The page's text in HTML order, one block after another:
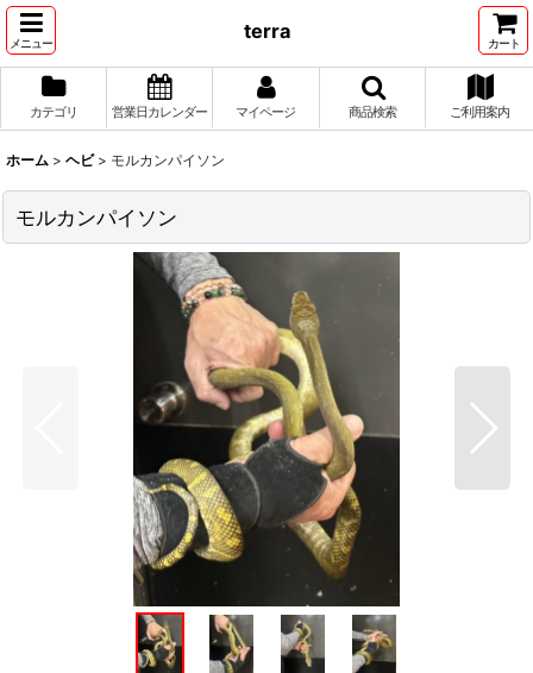
メニュー
terra
カート
カテゴリ 営業日カレンダー マイページ 商品検索 ご利用案内
ホーム > ヘビ > モルカンパイソン
モルカンパイソン